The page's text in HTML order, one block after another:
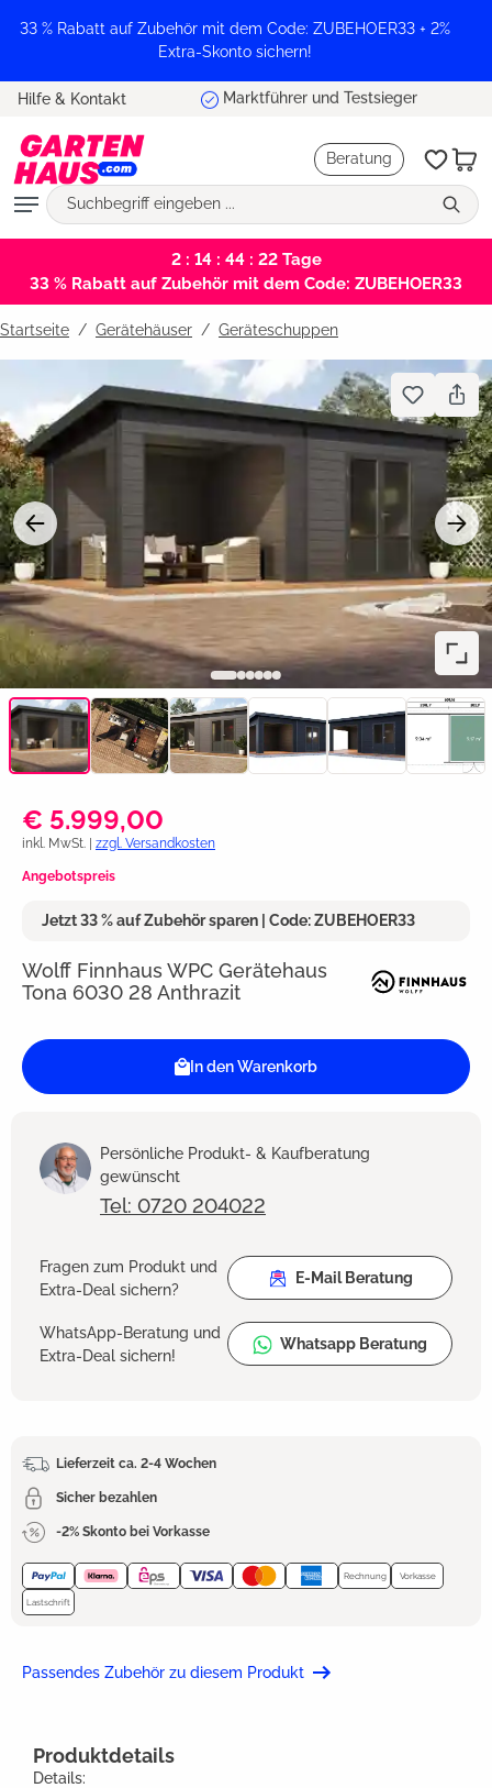
springen
33 % Rabatt auf Zubehör mit dem Code: ZUBEHOER33 + 2%
Extra-Skonto sichern!
Hilfe & Kontakt Marktführer und Testsieger
Beratung
2 : 14 : 44 : 22Tage
33 % Rabatt auf Zubehör mit dem Code: ZUBEHOER33
Startseite Gerätehäuser / Geräteschuppen
Bildergalerie überspringen
€ 5.999,00
inkl. MwSt. | zzgl. Versandkosten
Angebotspreis
Jetzt 33 % auf Zubehör sparen | Code: ZUBEHOER33
Wolff Finnhaus WPC Gerätehaus
Tona 6030 28 Anthrazit
In den Warenkorb
Persönliche Produkt- & Kaufberatung
gewünscht
Tel: 0720 204022
Fragen zum Produkt und
Extra-Deal sichern?
E-Mail Beratung
WhatsApp-Beratung und
Extra-Deal sichern!
Whatsapp Beratung
Lieferzeit ca. 2-4 Wochen
Sicher bezahlen
-2% Skonto bei Vorkasse
Rechnung Vorkasse
Lastschrift
Passendes Zubehör zu diesem Produkt
Produktdetails
Details: